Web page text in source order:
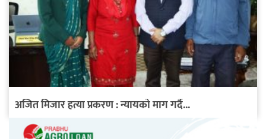
अजित मिजार हत्या प्रकरण : न्यायको माग गर्दै...